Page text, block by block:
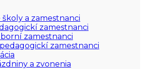
školy a zamestnanci
zamestnanci
zamestnanci
zamestnanci
a zvonenia